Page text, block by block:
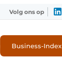
Volg ons op
Business-Index